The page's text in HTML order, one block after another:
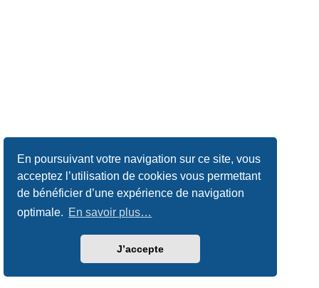
En poursuivant votre navigation sur ce site, vous
acceptez l’utilisation de cookies vous permettant
de bénéficier d’une expérience de navigation
optimale. En savoir plus…
J’accepte